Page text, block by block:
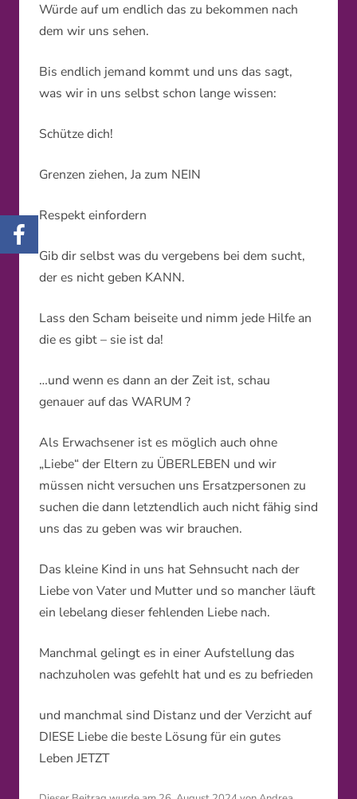
Würde auf um endlich das zu bekommen nach
dem wir uns sehen.
Bis endlich jemand kommt und uns das sagt,
was wir in uns selbst schon lange wissen:
Schütze dich!
Grenzen ziehen, Ja zum NEIN
Respekt einfordern
Gib dir selbst was du vergebens bei dem sucht,
der es nicht geben KANN.
Lass den Scham beiseite und nimm jede Hilfe an
die es gibt – sie ist da!
…und wenn es dann an der Zeit ist, schau
genauer auf das WARUM ?
Als Erwachsener ist es möglich auch ohne
„Liebe“ der Eltern zu ÜBERLEBEN und wir
müssen nicht versuchen uns Ersatzpersonen zu
suchen die dann letztendlich auch nicht fähig sind
uns das zu geben was wir brauchen.
Das kleine Kind in uns hat Sehnsucht nach der
Liebe von Vater und Mutter und so mancher läuft
ein lebelang dieser fehlenden Liebe nach.
Manchmal gelingt es in einer Aufstellung das
nachzuholen was gefehlt hat und es zu befrieden
und manchmal sind Distanz und der Verzicht auf
DIESE Liebe die beste Lösung für ein gutes
Leben JETZT